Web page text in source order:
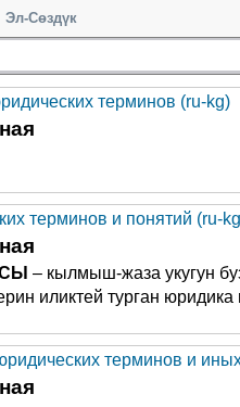
Эл-Сөздүк
терминов (ru-kg)
терминов и понятий (ru-
– кылмыш-жаза укугун
иликтей турган
терминов и